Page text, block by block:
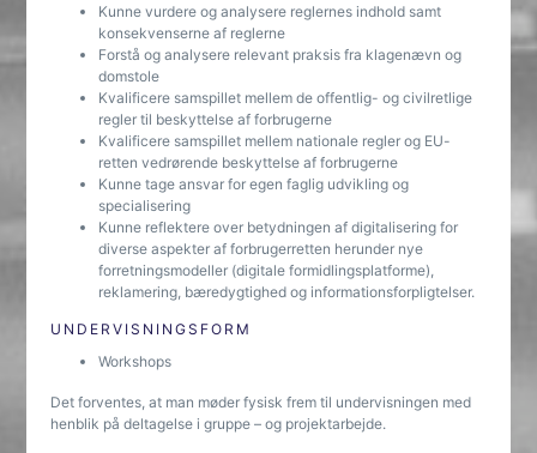
Kunne vurdere og analysere reglernes indhold samt
konsekvenserne af reglerne
Forstå og analysere relevant praksis fra klagenævn og
domstole
Kvalificere samspillet mellem de offentlig- og civilretlige
regler til beskyttelse af forbrugerne
Kvalificere samspillet mellem nationale regler og EU-
retten vedrørende beskyttelse af forbrugerne
Kunne tage ansvar for egen faglig udvikling og
specialisering
Kunne reflektere over betydningen af digitalisering for
diverse aspekter af forbrugerretten herunder nye
forretningsmodeller (digitale formidlingsplatforme),
reklamering, bæredygtighed og informationsforpligtelser.
UNDERVISNINGSFORM
Workshops
Det forventes, at man møder fysisk frem til undervisningen med
henblik på deltagelse i gruppe – og projektarbejde.